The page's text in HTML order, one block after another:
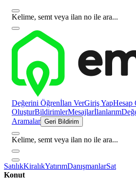
Kelime, semt veya ilan no ile ara...
Değerini Öğrenİlan VerGiriş YapHesap
OluşturBildirimlerMesajlarİlanlarım
Aramalar Geri Bildirim
Kelime, semt veya ilan no ile ara...
SatılıkKiralıkYatırımDanışmanlarSat
Konut